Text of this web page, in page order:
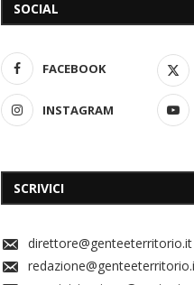
SOCIAL
FACEBOOK
INSTAGRAM
SCRIVICI
direttore@genteeterritorio.it